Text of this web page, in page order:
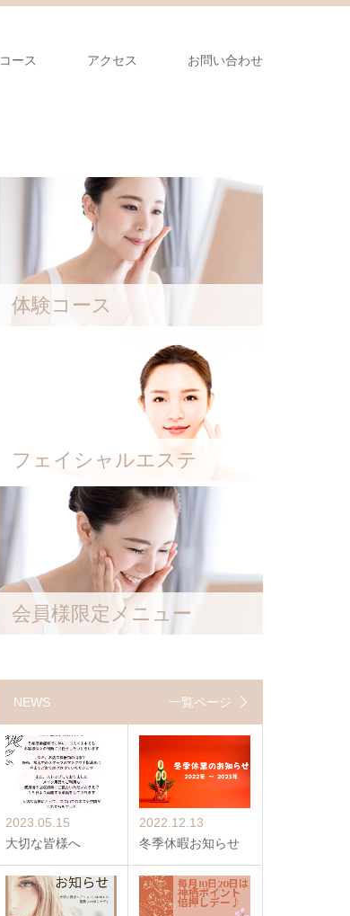
コース アクセス お問い合わせ
体験コース
フェイシャルエステ
会員様限定メニュー
NEWS 一覧ページ
2023.05.15
大切な皆様へ
2022.12.13
冬季休暇お知らせ